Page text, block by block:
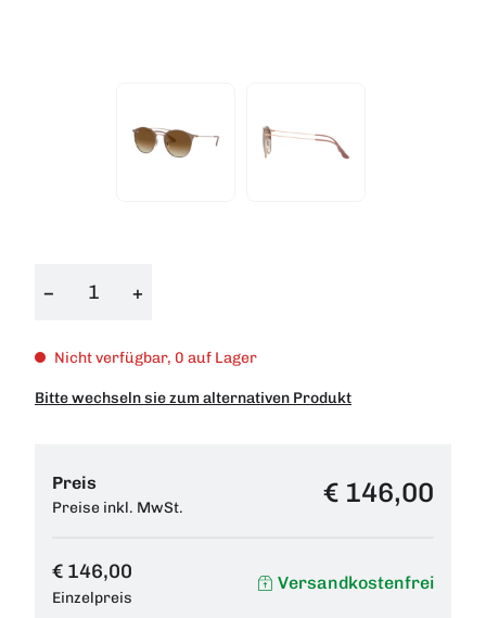
− +
Nicht verfügbar, 0 auf Lager
Bitte wechseln sie zum alternativen Produkt
Preis
Preise inkl. MwSt. € 146,00
€ 146,00
Einzelpreis
Versandkostenfrei